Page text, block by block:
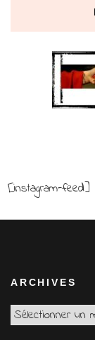
[instagram-feed]
ARCHIVES
Archives